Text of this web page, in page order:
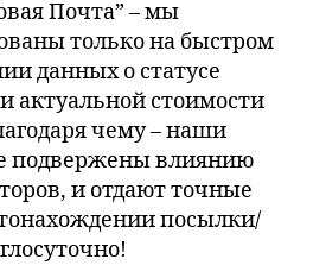
Почта” – мы
только на быстром
данных о статусе
актуальной стоимости
чему – наши
подвержены влиянию
и отдают точные
посылки/